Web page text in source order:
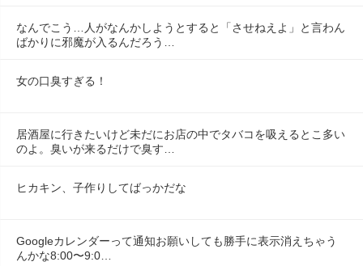
なんでこう…人がなんかしようとすると「させねえよ」と言わん
ばかりに邪魔が入るんだろう…
女の口臭すぎる！
居酒屋に行きたいけど未だにお店の中でタバコを吸えるとこ多い
のよ。臭いが来るだけで臭す…
ヒカキン、子作りしてばっかだな
Googleカレンダーって通知お願いしても勝手に表示消えちゃう
んかな8:00〜9:0…